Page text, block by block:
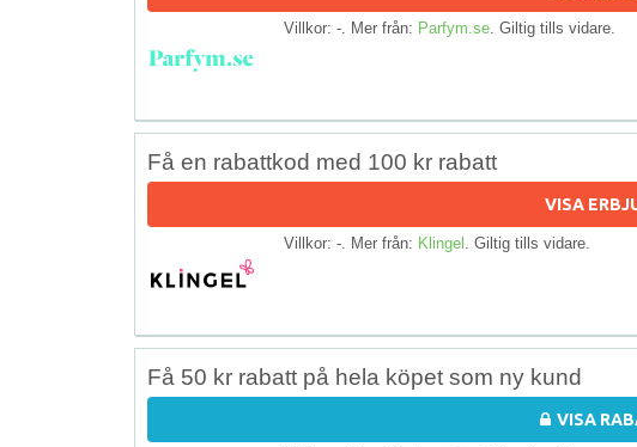
Villkor: -. Mer från: Parfym.se . Giltig tills vidare.
Få en rabattkod med 100 kr rabatt
VISA
Villkor: -. Mer från: Klingel . Giltig tills vidare.
Få 50 kr rabatt på hela köpet som ny kund
VISA